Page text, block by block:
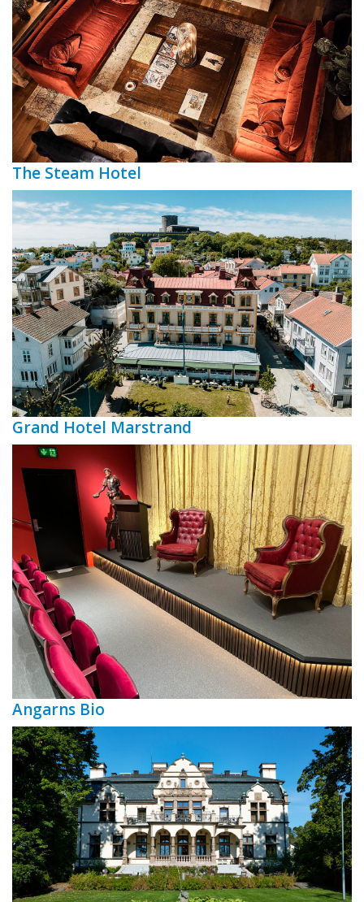
The Steam Hotel
Grand Hotel Marstrand
Angarns Bio